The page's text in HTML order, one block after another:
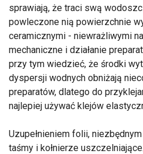
sprawiają, że traci swą
powleczone nią powierzchnie
ceramicznymi - niewrażliwymi
mechaniczne i działanie
przy tym wiedzieć, że środki
dyspersji wodnych obniżają
preparatów, dlatego do
najlepiej używać klejów
Uzupełnieniem folii,
taśmy i kołnierze